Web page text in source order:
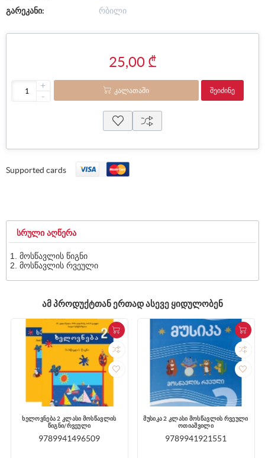
გარეკანი:
რბილი
25,00 ₾
+
-
ᲙᲐᲚᲐᲗᲐᲨᲘ ᲨᲔᲘᲫᲘᲜᲔ
Supported cards
ᲡᲠᲣᲚᲘ ᲐᲦᲬᲔᲠᲐ
მოსწავლის წიგნი
მოსწავლის რვეული
ᲐᲛ ᲞᲠᲝᲓᲣᲥᲢᲗᲐᲜ ᲔᲠᲗᲐᲓ ᲐᲡᲔᲕᲔ ᲧᲘᲓᲣᲚᲝᲑᲔᲜ
ხელოვნება 2 კლასი მოსწავლის
წიგნი/რვეული
9789941496509
მუსიკა 2 კლასი მოსწავლის რვეული
ოთიაშვილი
9789941921551